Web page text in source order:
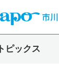
トピックス